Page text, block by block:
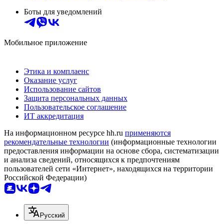
Боты для уведомлений
Мобильное приложение
Этика и комплаенс
Оказание услуг
Использование сайтов
Защита персональных данных
Пользовательское соглашение
ИТ аккредитация
На информационном ресурсе hh.ru применяются
рекомендательные технологии (информационные технологии
предоставления информации на основе сбора, систематизации
и анализа сведений, относящихся к предпочтениям
пользователей сети «Интернет», находящихся на территории
Российской Федерации)
Русский